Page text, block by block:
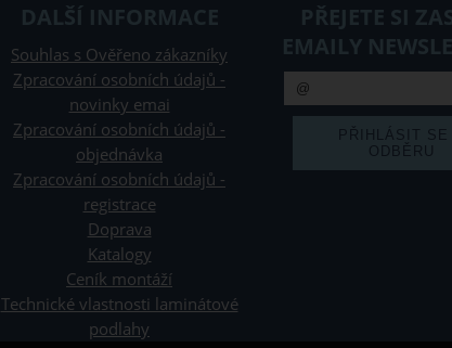
DALŠÍ INFORMACE
Souhlas s Ověřeno zákazníky
Zpracování osobních údajů -
novinky emai
Zpracování osobních údajů -
objednávka
Zpracování osobních údajů -
registrace
Doprava
Katalogy
Ceník montáží
Technické vlastnosti laminátové
podlahy
PŘEJETE SI
EMAILY